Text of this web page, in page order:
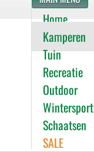
Home
Kamperen
Tuin
Recreatie
Outdoor
Wintersport
Schaatsen
SALE